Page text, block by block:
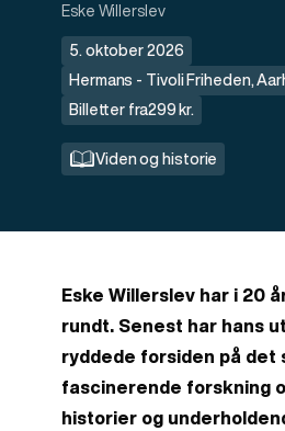
Eske Willerslev
5. oktober 2026
Hermans - Tivoli Friheden,
Billetter fra299 kr.
Viden og historie
Eske Willerslev har i 20
rundt. Senest har hans
ryddede forsiden på det
fascinerende forskning
historier og